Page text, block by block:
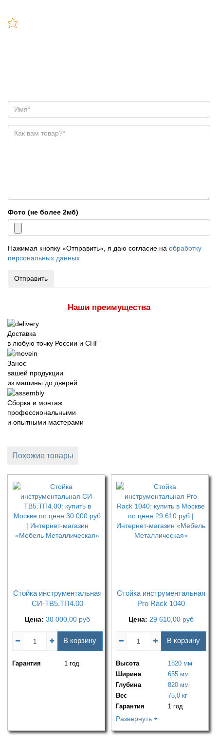
Фото (не более 2мб)
Нажимая кнопку «Отправить», я даю согласие на обработку
персональных данных
Отправить
Наши преимущества
Доставка
в любую точку России и СНГ
Занос
вашей продукции
из машины до дверей
Сборка и монтаж
профессиональными
и опытными мастерами
Похожие товары
Стойка инструментальная
CИ-ТВ5.ТП4.00
Цена: 30 000,00 руб
В корзину
Гарантия 1 год
Стойка инструментальная
Pro Rack 1040
Цена: 29 610,00 руб
В корзину
Высота
1820 мм
Ширина
655 мм
Глубина
820 мм
Вес
75,0 кг
Гарантия
1 год
Развернуть